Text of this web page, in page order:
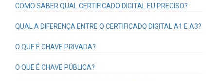
COMO SABER QUAL CERTIFICADO DIGITAL EU PRECISO?
QUAL A DIFERENÇA ENTRE O CERTIFICADO DIGITAL A1 E A3?
O QUE É CHAVE PRIVADA?
O QUE É CHAVE PÚBLICA?